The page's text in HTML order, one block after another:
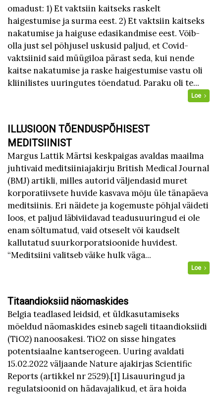
omadust: 1) Et vaktsiin kaitseks raskelt
haigestumise ja surma eest. 2) Et vaktsiin kaitseks
nakatumise ja haiguse edasikandmise eest. Võib-
olla just sel põhjusel uskusid paljud, et Covid-
vaktsiinid said müügiloa pärast seda, kui nende
kaitse nakatumise ja raske haigestumise vastu oli
kliinilistes uuringutes tõendatud. Paraku oli te...
Loe
ILLUSIOON TÕENDUSPÕHISEST
MEDITSIINIST
Margus Lattik Märtsi keskpaigas avaldas maailma
juhtivaid meditsiiniajakirju British Medical Journal
(BMJ) artikli, milles autorid väljendasid muret
korporatiivsete huvide kasvava mõju üle tänapäeva
meditsiinis. Eri näidete ja kogemuste põhjal väideti
loos, et paljud läbiviidavad teadusuuringud ei ole
enam sõltumatud, vaid otseselt või kaudselt
kallutatud suurkorporatsioonide huvidest.
“Meditsiini valitseb väike hulk väga...
Loe
Titaandioksiid näomaskides
Belgia teadlased leidsid, et üldkasutamiseks
mõeldud näomaskides esineb sageli titaandioksiidi
(TiO2) nanoosakesi. TiO2 on sisse hingates
potentsiaalne kantserogeen. Uuring avaldati
15.02.2022 väljaande Nature ajakirjas Scientific
Reports (artikkel nr 2529).[1] Lisauuringud ja
regulatsioonid on hädavajalikud, et ära hoida